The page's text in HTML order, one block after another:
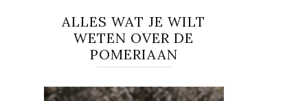
ALLES WAT JE WILT
WETEN OVER DE
POMERIAAN